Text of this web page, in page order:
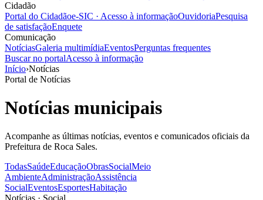
Cidadão
Portal do Cidadãoe-SIC · Acesso à informaçãoOuvidoriaPesquisa
de satisfaçãoEnquete
Comunicação
NotíciasGaleria multimídiaEventosPerguntas frequentes
Buscar no portalAcesso à informação
Início›Notícias
Portal de Notícias
Notícias municipais
Acompanhe as últimas notícias, eventos e comunicados oficiais da
Prefeitura de Roca Sales.
TodasSaúdeEducaçãoObrasSocialMeio
AmbienteAdministraçãoAssistência
SocialEventosEsportesHabitação